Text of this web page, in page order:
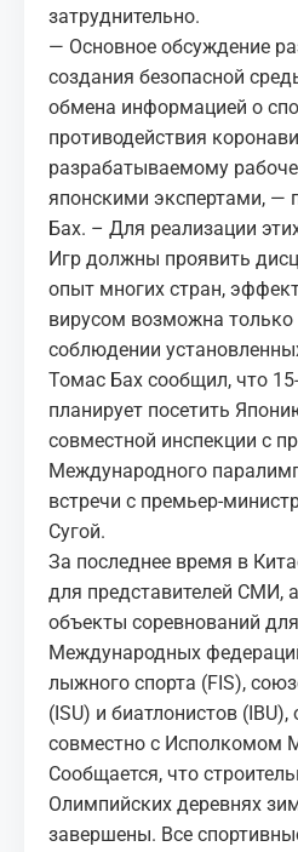
затруднительно.
— Основное обсуждение
создания безопасной
обмена информацией о
противодействия
разрабатываемому
японскими экспертами, —
Бах. – Для реализации
Игр должны проявить
опыт многих стран,
вирусом возможна только
соблюдении
Томас Бах сообщил, что
планирует посетить
совместной инспекции с
Международного
встречи с премьер-
Сугой.
За последнее время в
для представителей СМИ,
объекты соревнований
Международных
лыжного спорта (FIS),
(ISU) и биатлонистов
совместно с Исполкомом
Сообщается, что
Олимпийских деревнях
завершены. Все